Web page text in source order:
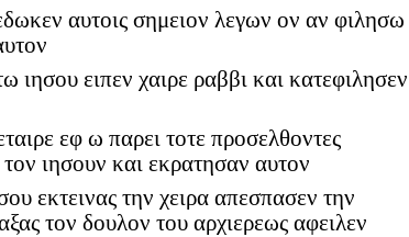
αυτοις σημειον λεγων ον αν φιλησω
ιησου ειπεν χαιρε ραββι και κατεφιλησεν
εφ ω παρει τοτε προσελθοντες
τον ιησουν και εκρατησαν αυτον
εκτεινας την χειρα απεσπασεν την
τον δουλον του αρχιερεως αφειλεν